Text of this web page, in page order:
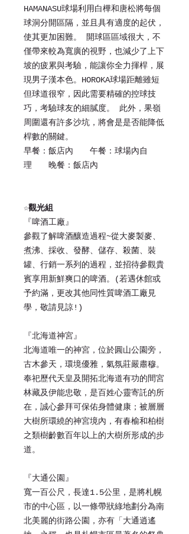
HAMANASU球場利用白樺和唐松將每個
球洞分開區隔，並且具有適度的起伏，
使其更加困難。 開球區區域很大，不
僅帶來較為寬廣的視野，也減少了上下
坡的疲累與考驗，能讓你全力揮桿，展
現男子漢本色。HOROKA球場距離雖短
但球道很窄，因此需要精確的控球技
巧，考驗球友的細膩度。 此外，果嶺
周圍還有許多沙坑，將會是是否能降低
桿數的關鍵。
早餐：飯店內 午餐：球場內自
理 晚餐：飯店內
☆觀光組
『啤酒工廠』
參觀了解啤酒釀造過程~從大麥製麥、
煮沸、採收、發酵、儲存、殺菌、裝
罐、行銷一系列的過程，並招待參觀貴
賓享用新鮮爽口的啤酒。(若遇休館或
予約滿，更改其他同性質啤酒工廠見
學，敬請見諒!)
『北海道神宮』
北海道唯一的神宮，位於圓山公園旁，
古木參天，環境優雅，氣氛莊嚴肅穆。
奉祀歷代天皇及開拓北海道有功的間宮
林藏及伊能忠敬，是百姓心靈寄託的所
在，誠心參拜可保佑身體健康；被層層
大樹所環繞的神宮境內，有春榆和柏樹
之類樹齡數百年以上的大樹所形成的步
道。
『大通公園』
寬一百公尺，長達1.5公里，是將札幌
市的中心區，以一條帶狀綠地劃分為南
北美麗的街路公園，亦有「大通逍遙